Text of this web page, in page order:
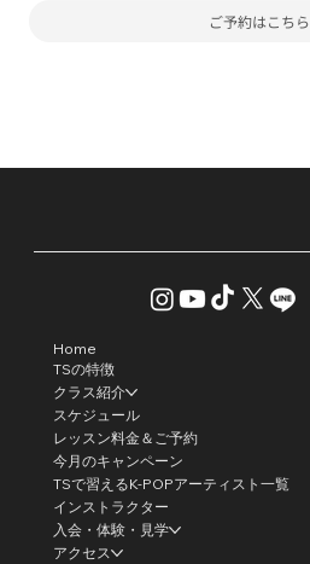
ご予約はこちら
Home
TSの特徴
クラス紹介
スケジュール
レッスン料金＆ご予約
今月のキャンペーン
TSで習えるK-POPアーティスト一覧
インストラクター
入会・体験・見学
アクセス